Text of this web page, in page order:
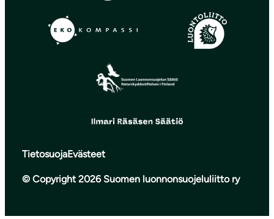
TietosuojaEvästeet
© Copyright 2026 Suomen luonnonsuojeluliitto ry